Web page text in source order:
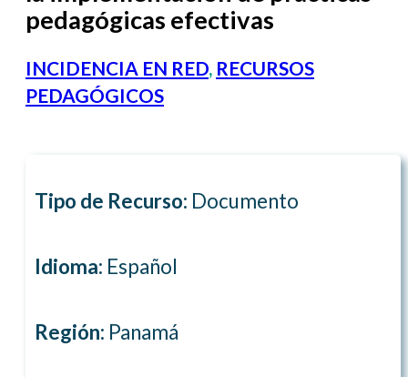
pedagógicas efectivas
INCIDENCIA EN RED, RECURSOS
PEDAGÓGICOS
Tipo de Recurso: Documento
Idioma: Español
Región: Panamá